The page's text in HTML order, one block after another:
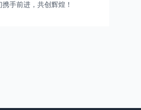
手前进，共创辉煌！